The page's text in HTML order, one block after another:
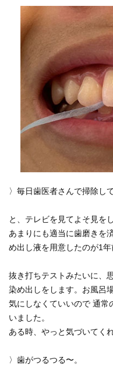
〉毎日歯医者さんで掃除し
と、テレビを見てよそ見を
あまりにも適当に歯磨きを
め出し液を用意したのが1年
抜き打ちテストみたいに、
染め出しをします。お風呂
気にしなくていいので 通常
いました。
ある時、やっと気づいてく
〉歯がつるつる〜。